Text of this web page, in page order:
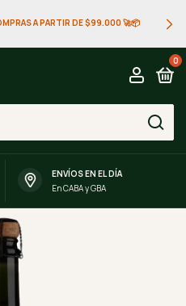
A PARTIR DE $99.000 🚀📦
0
ENVÍOS EN EL DÍA
En CABA y GBA